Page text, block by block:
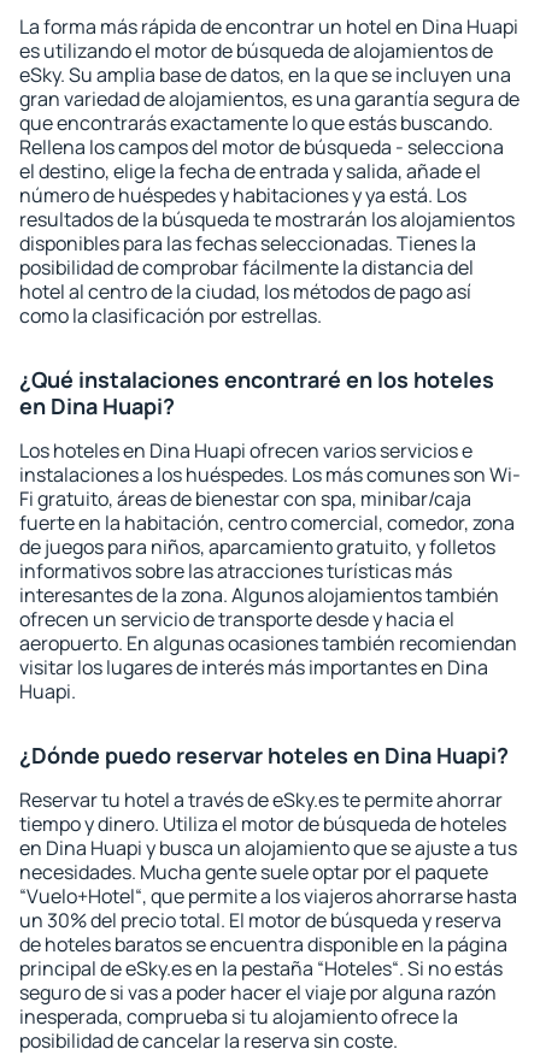
La forma más rápida de encontrar un hotel en Dina Huapi
es utilizando el motor de búsqueda de alojamientos de
eSky. Su amplia base de datos, en la que se incluyen una
gran variedad de alojamientos, es una garantía segura de
que encontrarás exactamente lo que estás buscando.
Rellena los campos del motor de búsqueda - selecciona
el destino, elige la fecha de entrada y salida, añade el
número de huéspedes y habitaciones y ya está. Los
resultados de la búsqueda te mostrarán los alojamientos
disponibles para las fechas seleccionadas. Tienes la
posibilidad de comprobar fácilmente la distancia del
hotel al centro de la ciudad, los métodos de pago así
como la clasificación por estrellas.
¿Qué instalaciones encontraré en los hoteles
en Dina Huapi?
Los hoteles en Dina Huapi ofrecen varios servicios e
instalaciones a los huéspedes. Los más comunes son Wi-
Fi gratuito, áreas de bienestar con spa, minibar/caja
fuerte en la habitación, centro comercial, comedor, zona
de juegos para niños, aparcamiento gratuito, y folletos
informativos sobre las atracciones turísticas más
interesantes de la zona. Algunos alojamientos también
ofrecen un servicio de transporte desde y hacia el
aeropuerto. En algunas ocasiones también recomiendan
visitar los lugares de interés más importantes en Dina
Huapi.
¿Dónde puedo reservar hoteles en Dina Huapi?
Reservar tu hotel a través de eSky.es te permite ahorrar
tiempo y dinero. Utiliza el motor de búsqueda de hoteles
en Dina Huapi y busca un alojamiento que se ajuste a tus
necesidades. Mucha gente suele optar por el paquete
“Vuelo+Hotel“, que permite a los viajeros ahorrarse hasta
un 30% del precio total. El motor de búsqueda y reserva
de hoteles baratos se encuentra disponible en la página
principal de eSky.es en la pestaña “Hoteles“. Si no estás
seguro de si vas a poder hacer el viaje por alguna razón
inesperada, comprueba si tu alojamiento ofrece la
posibilidad de cancelar la reserva sin coste.